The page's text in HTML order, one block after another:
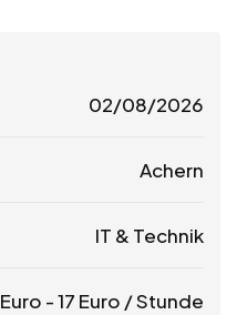
02/08/2026
Achern
IT & Technik
Euro -17 Euro / Stunde